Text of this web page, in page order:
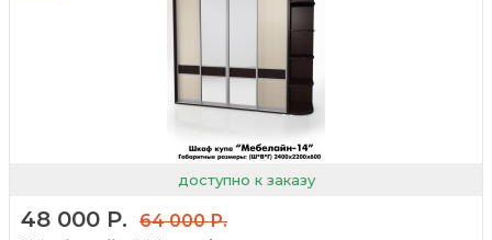
доступно к заказу
48 000 Р.
64 000 Р.